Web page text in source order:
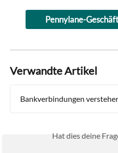
Pennylane-
Verwandte Artikel
Bankverbindungen
Hat dies deine